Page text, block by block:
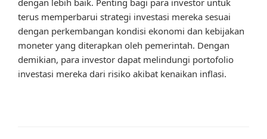
dengan lebih baik. Penting bagi para investor untuk
terus memperbarui strategi investasi mereka sesuai
dengan perkembangan kondisi ekonomi dan kebijakan
moneter yang diterapkan oleh pemerintah. Dengan
demikian, para investor dapat melindungi portofolio
investasi mereka dari risiko akibat kenaikan inflasi.